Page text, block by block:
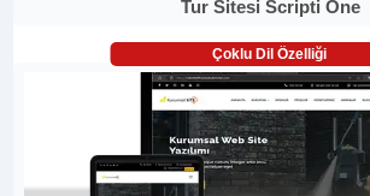
Tur Sitesi Scripti One
Çoklu Dil Özelliği